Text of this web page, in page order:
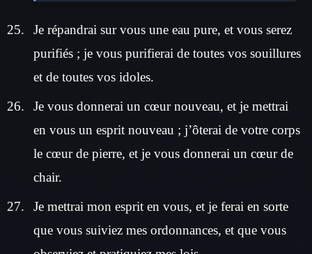
Je répandrai sur vous une eau pure, et vous serez
purifiés ; je vous purifierai de toutes vos souillures
et de toutes vos idoles.
Je vous donnerai un cœur nouveau, et je mettrai
en vous un esprit nouveau ; j’ôterai de votre corps
le cœur de pierre, et je vous donnerai un cœur de
chair.
Je mettrai mon esprit en vous, et je ferai en sorte
que vous suiviez mes ordonnances, et que vous